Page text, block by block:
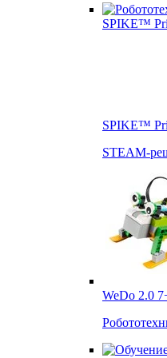
SPIKE™
STEAM-
WeDo 2.0